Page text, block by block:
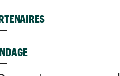
Média
Toutes vos vidéos à retrouver sur
Tous les résultats du samedi 8 août